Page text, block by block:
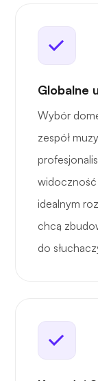
Globalne
Wybór
zespół
widoczność
idealnym
chcą
do